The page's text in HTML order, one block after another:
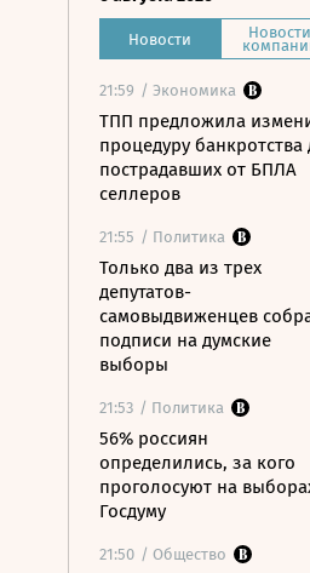
Новости Новости
21:59 / Экономика
ТПП предложила
процедуру банкротства
пострадавших от БПЛА
селлеров
21:55 / Политика
Только два из трех
депутатов-
самовыдвиженцев
подписи на думские
выборы
21:53 / Политика
56% россиян
определились, за кого
проголосуют на
Госдуму
21:50 / Общество